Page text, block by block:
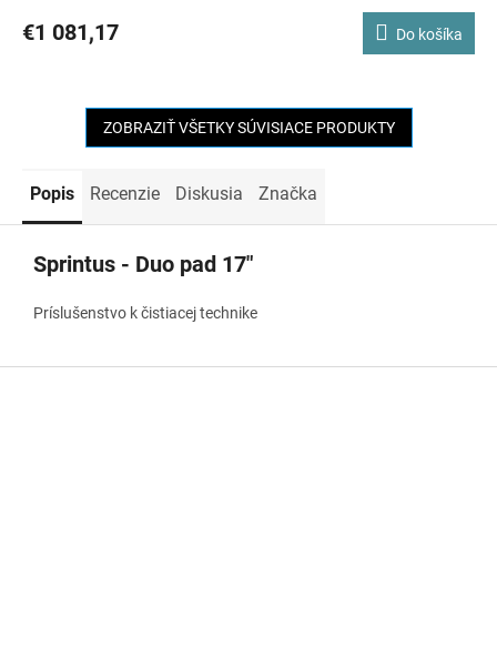
€1 081,17 Do košíka
ZOBRAZIŤ VŠETKY SÚVISIACE PRODUKTY
Popis Recenzie Diskusia Značka
Sprintus - Duo pad 17"
Príslušenstvo k čistiacej technike